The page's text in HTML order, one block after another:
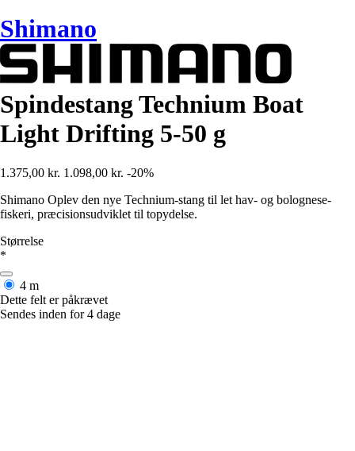
Shimano
Spindestang Technium Boat
Light Drifting 5-50 g
1.375,00 kr. 1.098,00 kr. -20%
Shimano Oplev den nye Technium-stang til let hav- og bolognese-
fiskeri, præcisionsudviklet til topydelse.
Størrelse
*
4 m
Dette felt er påkrævet
Sendes inden for 4 dage